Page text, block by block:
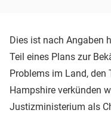
Dies ist nach Angaben
Teil eines Plans zur
Problems im Land,
Hampshire verkünden
Justizministerium als